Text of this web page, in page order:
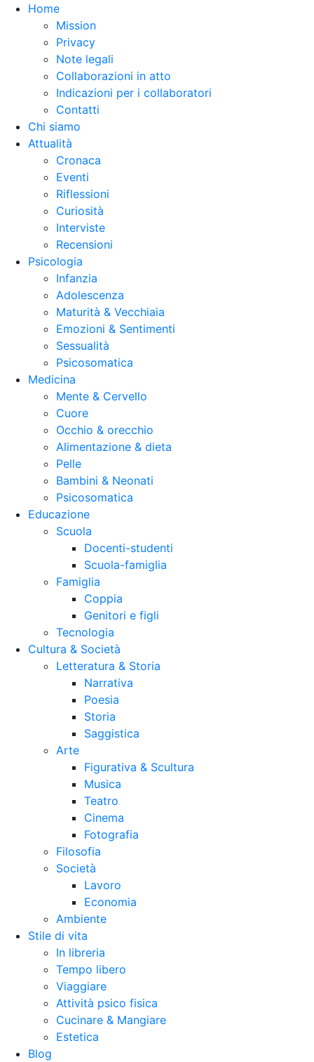
Home
Mission
Privacy
Note legali
Collaborazioni in atto
Indicazioni per i collaboratori
Contatti
Chi siamo
Attualità
Cronaca
Eventi
Riflessioni
Curiosità
Interviste
Recensioni
Psicologia
Infanzia
Adolescenza
Maturità & Vecchiaia
Emozioni & Sentimenti
Sessualità
Psicosomatica
Medicina
Mente & Cervello
Cuore
Occhio & orecchio
Alimentazione & dieta
Pelle
Bambini & Neonati
Psicosomatica
Educazione
Scuola
Docenti-studenti
Scuola-famiglia
Famiglia
Coppia
Genitori e figli
Tecnologia
Cultura & Società
Letteratura & Storia
Narrativa
Poesia
Storia
Saggistica
Arte
Figurativa & Scultura
Musica
Teatro
Cinema
Fotografia
Filosofia
Società
Lavoro
Economia
Ambiente
Stile di vita
In libreria
Tempo libero
Viaggiare
Attività psico fisica
Cucinare & Mangiare
Estetica
Blog